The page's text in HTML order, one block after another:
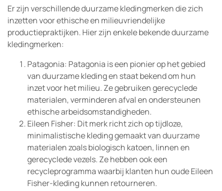
Er zijn verschillende duurzame kledingmerken die zich
inzetten voor ethische en milieuvriendelijke
productiepraktijken. Hier zijn enkele bekende duurzame
kledingmerken:
Patagonia: Patagonia is een pionier op het gebied
van duurzame kleding en staat bekend om hun
inzet voor het milieu. Ze gebruiken gerecyclede
materialen, verminderen afval en ondersteunen
ethische arbeidsomstandigheden.
Eileen Fisher: Dit merk richt zich op tijdloze,
minimalistische kleding gemaakt van duurzame
materialen zoals biologisch katoen, linnen en
gerecyclede vezels. Ze hebben ook een
recycleprogramma waarbij klanten hun oude Eileen
Fisher-kleding kunnen retourneren.